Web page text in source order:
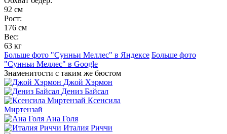
92 см
Рост:
176 см
Вес:
63 кг
Больше фото "Сунньи Меллес" в Яндексе Больше фото
"Сунньи Меллес" в Google
Знаменитости с таким же бюстом
Джой Хэрмон
Дениз Байсал
Ксенсила
Миртензай
Ана Голя
Италия Риччи